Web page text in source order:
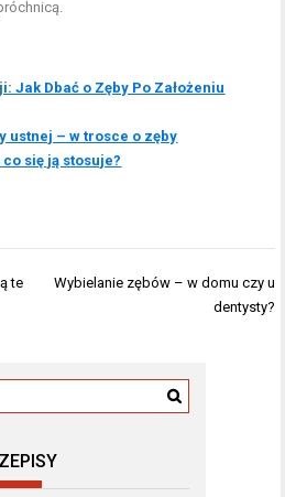
Jak Dbać o Zęby Po Założeniu
ustnej – w trosce o zęby
się ją stosuje?
te
Wybielanie zębów – w domu czy u
dentysty?